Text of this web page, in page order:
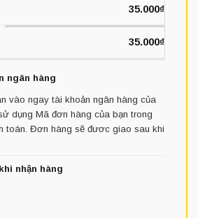
35.000₫
35.000₫
ngân hàng
vào ngay tài khoản ngân hàng của
dụng Mã đơn hàng của bạn trong
toán. Đơn hàng sẽ đươc giao sau khi
nhận hàng